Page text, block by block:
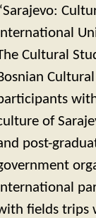
International
Cultural
of
post-
fields trips